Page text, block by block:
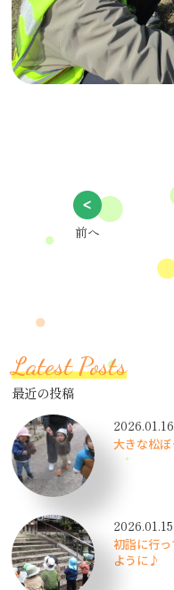
前へ
Latest Posts
最近の投稿
2026.01.16
大きな松ぼ
2026.01.15
初詣に行
ように♪